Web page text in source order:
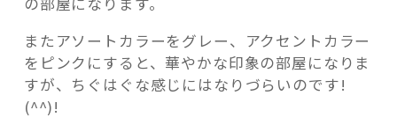
またアソートカラーをグレー、アクセントカラー
をピンクにすると、華やかな印象の部屋になりま
すが、ちぐはぐな感じにはなりづらいのです!
(^^)!